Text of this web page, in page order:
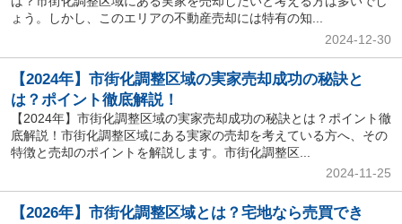
ょう。しかし、このエリアの不動産売却には特有の知...
2024-12-30
【2024年】市街化調整区域の実家売却成功の秘訣と
は？ポイント徹底解説！
【2024年】市街化調整区域の実家売却成功の秘訣とは？ポイント徹
底解説！市街化調整区域にある実家の売却を考えている方へ、その
特徴と売却のポイントを解説します。市街化調整区...
2024-11-25
【2026年】市街化調整区域とは？宅地なら売買でき